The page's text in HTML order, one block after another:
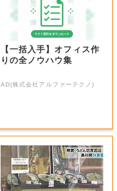
【一括入手】オフィス作
りの全ノウハウ集
AD(株式会社アルファーテクノ)